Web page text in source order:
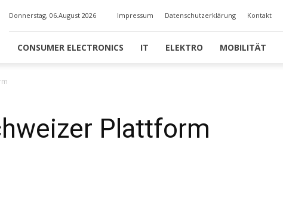
Donnerstag, 06.August 2026 Impressum Datenschutzerklärung Kontakt
CONSUMER ELECTRONICS IT ELEKTRO MOBILITÄT
Plattform